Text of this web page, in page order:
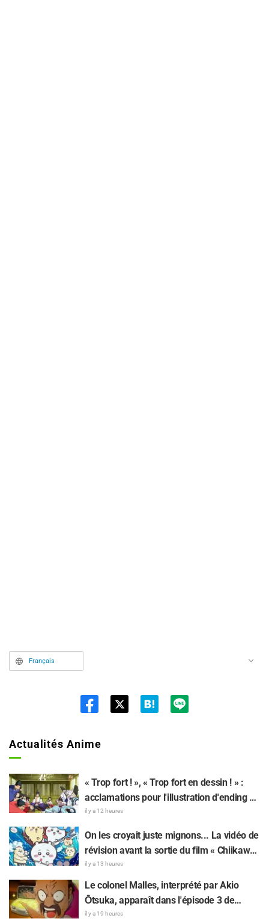
Français
Actualités Anime
« Trop fort ! », « Trop fort en dessin ! » :
acclamations pour l'illustration d'ending du
13e épisode dessinée par Asaki Yuikawa,
de « The Elusive Samurai »
il y a 12 heures
On les croyait juste mignons... La vidéo de
révision avant la sortie du film « Chiikawa
» suscite des réactions surprises face au
décalage : « C'est plus sévère qu'imaginé
», « Ça ne parle que de travail »
il y a 13 heures
Le colonel Malles, interprété par Akio
Ōtsuka, apparaît dans l'épisode 3 de
l'anime TV « The Ghost in the Shell » !
il y a 19 heures